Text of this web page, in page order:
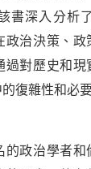
書深入分析
政治決策、政
過對歷史和現
復雜性和必
的政治學者